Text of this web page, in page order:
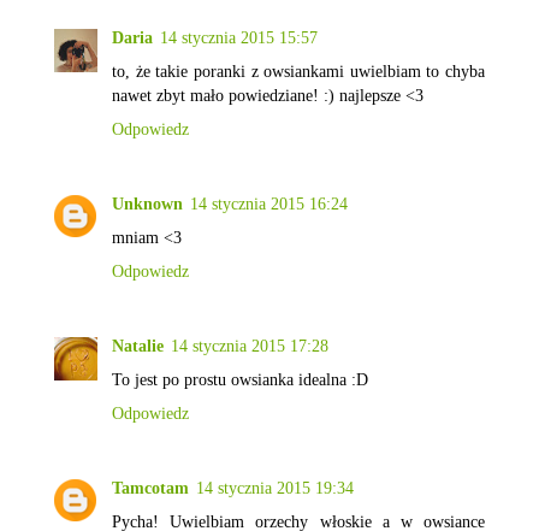
Daria 14 stycznia 2015 15:57
to, że takie poranki z owsiankami uwielbiam to chyba
nawet zbyt mało powiedziane! :) najlepsze <3
Odpowiedz
Unknown 14 stycznia 2015 16:24
mniam <3
Odpowiedz
Natalie 14 stycznia 2015 17:28
To jest po prostu owsianka idealna :D
Odpowiedz
Tamcotam 14 stycznia 2015 19:34
Pycha! Uwielbiam orzechy włoskie a w owsiance